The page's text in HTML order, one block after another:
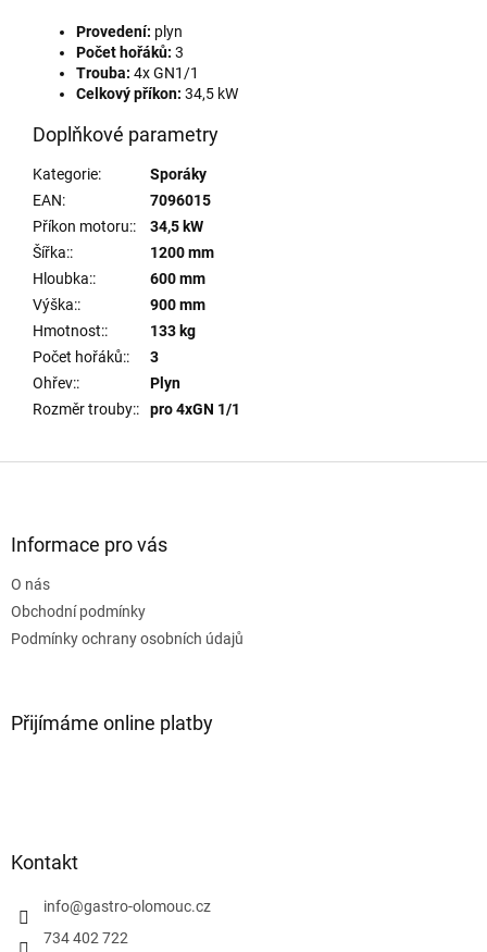
Provedení: plyn
Počet hořáků: 3
Trouba: 4x GN1/1
Celkový příkon: 34,5 kW
Doplňkové parametry
Kategorie:
Sporáky
EAN:
7096015
Příkon motoru::
34,5 kW
Šířka::
1200 mm
Hloubka::
600 mm
Výška::
900 mm
Hmotnost::
133 kg
Počet hořáků::
3
Ohřev::
Plyn
Rozměr trouby:: pro 4xGN 1/1
Informace pro vás
O nás
Obchodní podmínky
Podmínky ochrany osobních údajů
Přijímáme online platby
Kontakt
info@gastro-olomouc.cz
734 402 722